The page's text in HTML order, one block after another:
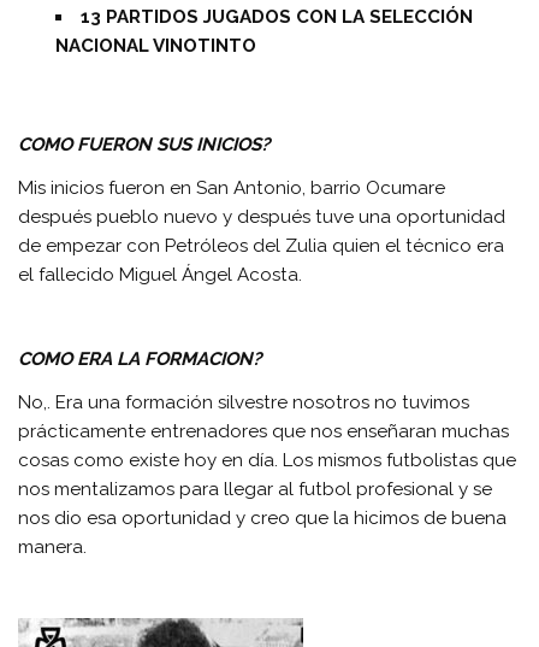
13 PARTIDOS JUGADOS CON LA SELECCIÓN
NACIONAL VINOTINTO
COMO FUERON SUS INICIOS?
Mis inicios fueron en San Antonio, barrio Ocumare
después pueblo nuevo y después tuve una oportunidad
de empezar con Petróleos del Zulia quien el técnico era
el fallecido Miguel Ángel Acosta.
COMO ERA LA FORMACION?
No,. Era una formación silvestre nosotros no tuvimos
prácticamente entrenadores que nos enseñaran muchas
cosas como existe hoy en día. Los mismos futbolistas que
nos mentalizamos para llegar al futbol profesional y se
nos dio esa oportunidad y creo que la hicimos de buena
manera.